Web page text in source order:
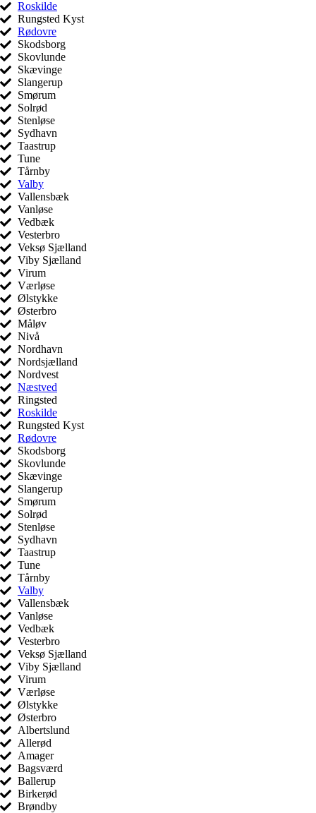
Roskilde
Rungsted Kyst
Rødovre
Skodsborg
Skovlunde
Skævinge
Slangerup
Smørum
Solrød
Stenløse
Sydhavn
Taastrup
Tune
Tårnby
Valby
Vallensbæk
Vanløse
Vedbæk
Vesterbro
Veksø Sjælland
Viby Sjælland
Virum
Værløse
Ølstykke
Østerbro
Måløv
Nivå
Nordhavn
Nordsjælland
Nordvest
Næstved
Ringsted
Roskilde
Rungsted Kyst
Rødovre
Skodsborg
Skovlunde
Skævinge
Slangerup
Smørum
Solrød
Stenløse
Sydhavn
Taastrup
Tune
Tårnby
Valby
Vallensbæk
Vanløse
Vedbæk
Vesterbro
Veksø Sjælland
Viby Sjælland
Virum
Værløse
Ølstykke
Østerbro
Albertslund
Allerød
Amager
Bagsværd
Ballerup
Birkerød
Brøndby